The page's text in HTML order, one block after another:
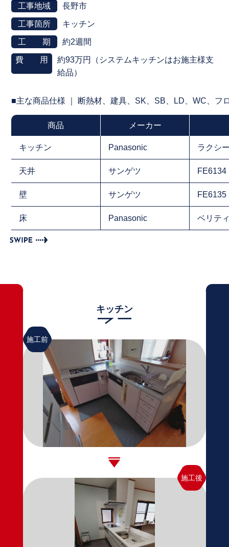
工事地域
長野市
工事箇所 キッチン
工 期 約2週間
費 用
約93万円（システムキッチンはお施主様支
給品）
■主な商品仕様 ｜ 断熱材、建具、SK、SB、LD、WC、フ
商品 メーカー
キッチン Panasonic ラクシ
天井 サンゲツ FE6134
壁 サンゲツ FE6135
床 Panasonic ベリテ
キッチン
施工前
施工後